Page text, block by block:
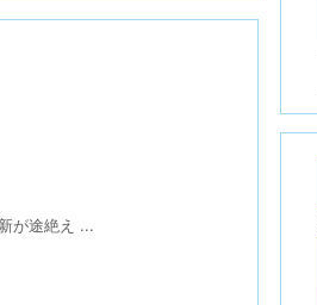
が途絶え ...